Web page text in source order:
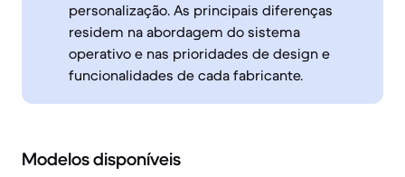
personalização. As principais diferenças
residem na abordagem do sistema
operativo e nas prioridades de design e
funcionalidades de cada fabricante.
Modelos disponíveis